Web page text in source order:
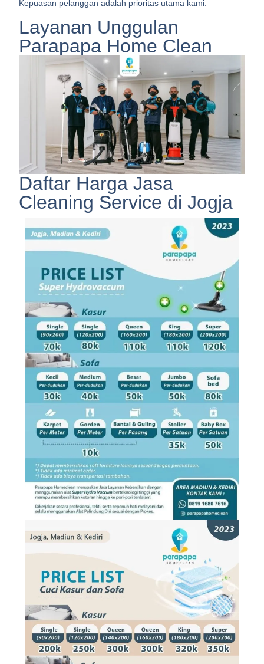
Kepuasan pelanggan adalah prioritas utama kami.
Layanan Unggulan
Parapapa Home Clean
Daftar Harga Jasa
Cleaning Service di Jogja